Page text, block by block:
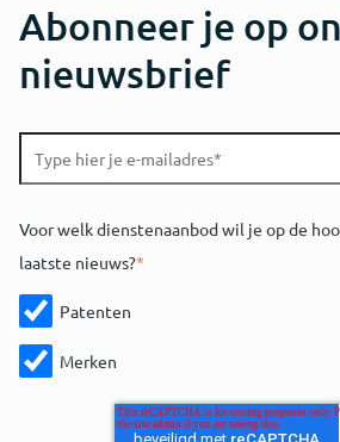
Abonneer je op
nieuwsbrief
Voor welk dienstenaanbod wil je op de
laatste nieuws?*
Patenten
Merken